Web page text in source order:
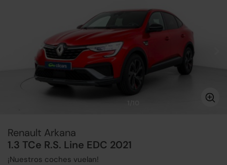
Renault Arkana
1.3 TCe R.S. Line EDC 2021
¡Nuestros coches vuelan!